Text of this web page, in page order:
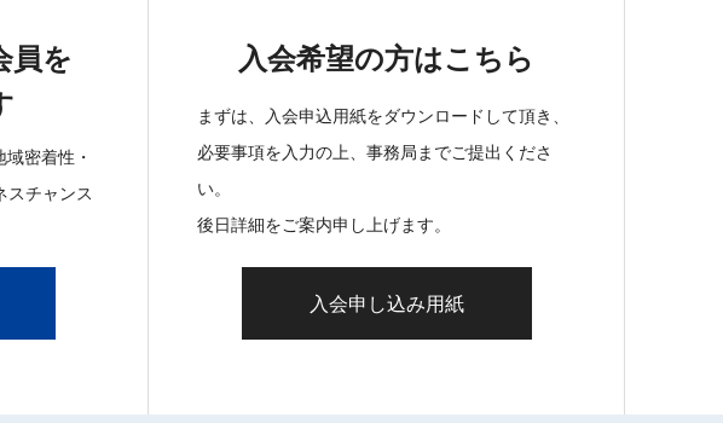
員を
密着性・
スチャンス
入会希望の方はこちら
まずは、入会申込用紙をダウンロードして頂き、
必要事項を入力の上、事務局までご提出くださ
い。
後日詳細をご案内申し上げます。
入会申し込み用紙